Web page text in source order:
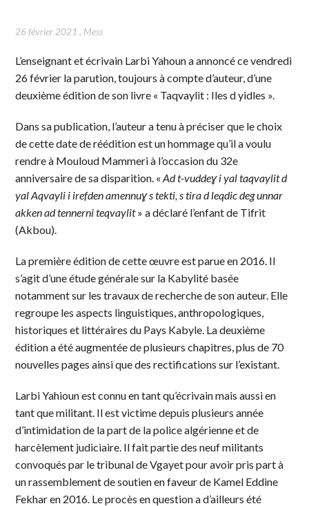
26 février 2021 , Mess
L’enseignant et écrivain Larbi Yahoun a annoncé ce vendredi
26 février la parution, toujours à compte d’auteur, d’une
deuxième édition de son livre « Taqvaylit : Iles d yidles ».
Dans sa publication, l’auteur a tenu à préciser que le choix
de cette date de réédition est un hommage qu’il a voulu
rendre à Mouloud Mammeri à l’occasion du 32e
anniversaire de sa disparition. «Ad t-vuddeɣ i yal taqvaylit d
yal Aqvayli i irefden amennuɣ s tekti, s tira d leqdic deg unnar
akken ad tennerni teqvaylit» a déclaré l’enfant de Tifrit
(Akbou).
La première édition de cette œuvre est parue en 2016. Il
s’agit d’une étude générale sur la Kabylité basée
notamment sur les travaux de recherche de son auteur. Elle
regroupe les aspects linguistiques, anthropologiques,
historiques et littéraires du Pays Kabyle. La deuxième
édition a été augmentée de plusieurs chapitres, plus de 70
nouvelles pages ainsi que des rectifications sur l’existant.
Larbi Yahioun est connu en tant qu’écrivain mais aussi en
tant que militant. Il est victime depuis plusieurs année
d’intimidation de la part de la police algérienne et de
harcèlement judiciaire. Il fait partie des neuf militants
convoqués par le tribunal de Vgayet pour avoir pris part à
un rassemblement de soutien en faveur de Kamel Eddine
Fekhar en 2016. Le procès en question a d’ailleurs été